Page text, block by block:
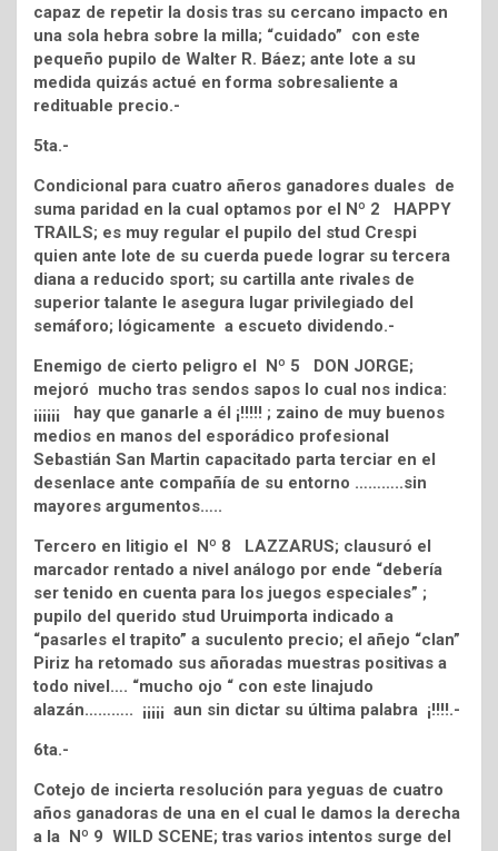
capaz de repetir la dosis tras su cercano impacto en
una sola hebra sobre la milla; “cuidado” con este
pequeño pupilo de Walter R. Báez; ante lote a su
medida quizás actué en forma sobresaliente a
redituable precio.-
5ta.-
Condicional para cuatro añeros ganadores duales de
suma paridad en la cual optamos por el Nº 2 HAPPY
TRAILS; es muy regular el pupilo del stud Crespi
quien ante lote de su cuerda puede lograr su tercera
diana a reducido sport; su cartilla ante rivales de
superior talante le asegura lugar privilegiado del
semáforo; lógicamente a escueto dividendo.-
Enemigo de cierto peligro el Nº 5 DON JORGE;
mejoró mucho tras sendos sapos lo cual nos indica:
¡¡¡¡¡¡ hay que ganarle a él ¡!!!!! ; zaino de muy buenos
medios en manos del esporádico profesional
Sebastián San Martin capacitado parta terciar en el
desenlace ante compañía de su entorno ………..sin
mayores argumentos…..
Tercero en litigio el Nº 8 LAZZARUS; clausuró el
marcador rentado a nivel análogo por ende “debería
ser tenido en cuenta para los juegos especiales” ;
pupilo del querido stud Uruimporta indicado a
“pasarles el trapito” a suculento precio; el añejo “clan”
Piriz ha retomado sus añoradas muestras positivas a
todo nivel…. “mucho ojo “ con este linajudo
alazán……….. ¡¡¡¡¡ aun sin dictar su última palabra ¡!!!!.-
6ta.-
Cotejo de incierta resolución para yeguas de cuatro
años ganadoras de una en el cual le damos la derecha
a la Nº 9 WILD SCENE; tras varios intentos surge del